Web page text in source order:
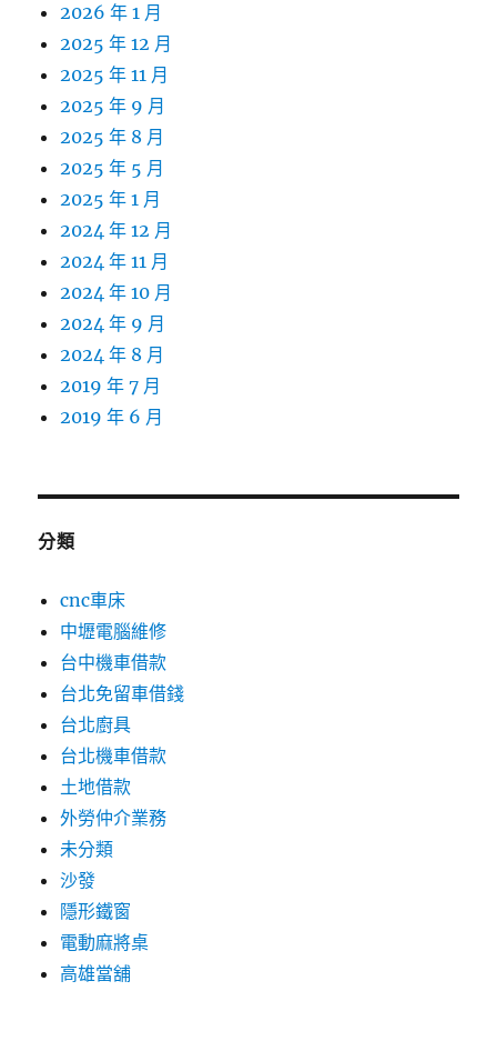
2026 年 1 月
2025 年 12 月
2025 年 11 月
2025 年 9 月
2025 年 8 月
2025 年 5 月
2025 年 1 月
2024 年 12 月
2024 年 11 月
2024 年 10 月
2024 年 9 月
2024 年 8 月
2019 年 7 月
2019 年 6 月
分類
cnc車床
中壢電腦維修
台中機車借款
台北免留車借錢
台北廚具
台北機車借款
土地借款
外勞仲介業務
未分類
沙發
隱形鐵窗
電動麻將桌
高雄當舖